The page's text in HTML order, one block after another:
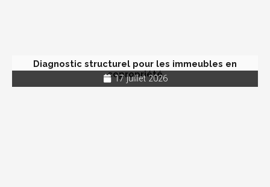
Diagnostic structurel pour les immeubles en
copropriété
17 juillet 2026